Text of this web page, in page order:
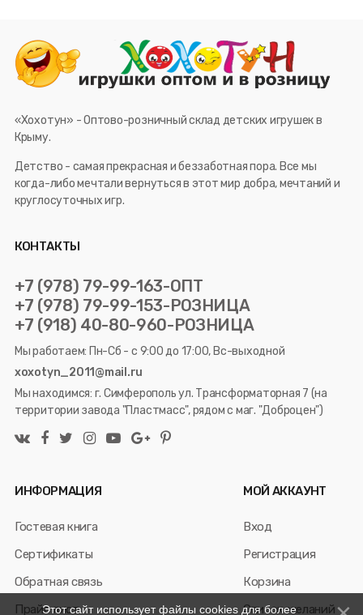
«Хохотун» - Оптово-розничный склад детских игрушек в
Крыму.
Детство - самая прекрасная и беззаботная пора. Все мы
когда-либо мечтали вернуться в этот мир добра, мечтаний и
круглосуточных игр.
КОНТАКТЫ
+7 (978) 79-99-163-ОПТ
+7 (978) 79-99-153-РОЗНИЦА
+7 (918) 40-80-960-РОЗНИЦА
Мы работаем: Пн-Сб - с 9:00 до 17:00, Вс-выходной
xoxotyn_2011@mail.ru
Мы находимся: г. Симферополь ул. Трансформаторная 7 (на
территории завода "Пластмасс", рядом с маг. "Доброцен")
ИНФОРМАЦИЯ
Гостевая книга
Сертификаты
Обратная связь
Прайс лист
МОЙ АККАУНТ
Вход
Регистрация
Корзина
Список желаний
Этот сайт использует файлы cookies для более